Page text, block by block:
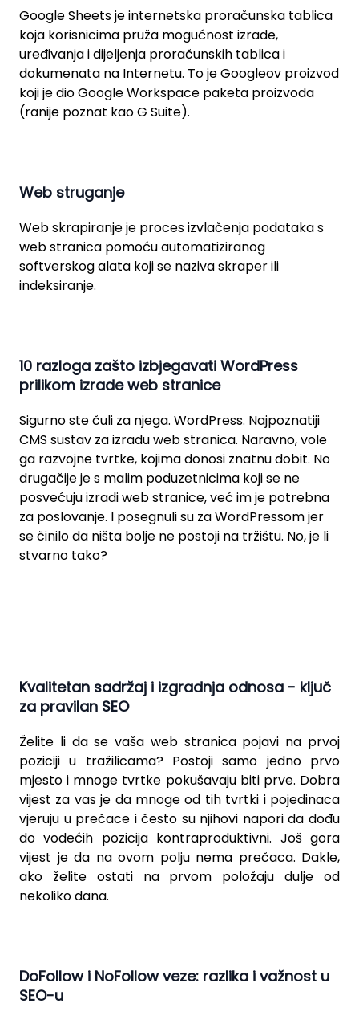
Google Sheets je internetska proračunska tablica
koja korisnicima pruža mogućnost izrade,
uređivanja i dijeljenja proračunskih tablica i
dokumenata na Internetu. To je Googleov proizvod
koji je dio Google Workspace paketa proizvoda
(ranije poznat kao G Suite).
Web struganje
Web skrapiranje je proces izvlačenja podataka s
web stranica pomoću automatiziranog
softverskog alata koji se naziva skraper ili
indeksiranje.
10 razloga zašto izbjegavati WordPress
prilikom izrade web stranice
Sigurno ste čuli za njega. WordPress. Najpoznatiji
CMS sustav za izradu web stranica. Naravno, vole
ga razvojne tvrtke, kojima donosi znatnu dobit. No
drugačije je s malim poduzetnicima koji se ne
posvećuju izradi web stranice, već im je potrebna
za poslovanje. I posegnuli su za WordPressom jer
se činilo da ništa bolje ne postoji na tržištu. No, je li
stvarno tako?
Kvalitetan sadržaj i izgradnja odnosa - ključ
za pravilan SEO
Želite li da se vaša web stranica pojavi na prvoj
poziciji u tražilicama? Postoji samo jedno prvo
mjesto i mnoge tvrtke pokušavaju biti prve. Dobra
vijest za vas je da mnoge od tih tvrtki i pojedinaca
vjeruju u prečace i često su njihovi napori da dođu
do vodećih pozicija kontraproduktivni. Još gora
vijest je da na ovom polju nema prečaca. Dakle,
ako želite ostati na prvom položaju dulje od
nekoliko dana.
DoFollow i NoFollow veze: razlika i važnost u
SEO-u